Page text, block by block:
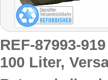
REF-87993-
100 Liter,